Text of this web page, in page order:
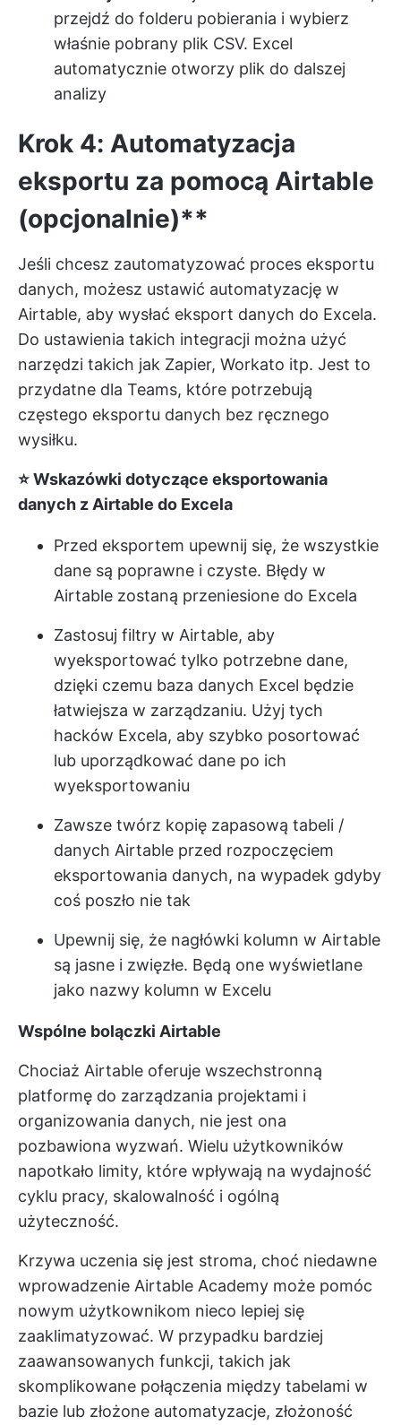
przejdź do folderu pobierania i wybierz
właśnie pobrany plik CSV. Excel
automatycznie otworzy plik do dalszej
analizy
Krok 4: Automatyzacja
eksportu za pomocą Airtable
(opcjonalnie)**
Jeśli chcesz zautomatyzować proces eksportu
danych, możesz ustawić automatyzację w
Airtable, aby wysłać eksport danych do Excela.
Do ustawienia takich integracji można użyć
narzędzi takich jak Zapier, Workato itp. Jest to
przydatne dla Teams, które potrzebują
częstego eksportu danych bez ręcznego
wysiłku.
⭐️ Wskazówki dotyczące eksportowania
danych z Airtable do Excela
Przed eksportem upewnij się, że wszystkie
dane są poprawne i czyste. Błędy w
Airtable zostaną przeniesione do Excela
Zastosuj filtry w Airtable, aby
wyeksportować tylko potrzebne dane,
dzięki czemu baza danych Excel będzie
łatwiejsza w zarządzaniu. Użyj tych
hacków Excela, aby szybko posortować
lub uporządkować dane po ich
wyeksportowaniu
Zawsze twórz kopię zapasową tabeli /
danych Airtable przed rozpoczęciem
eksportowania danych, na wypadek gdyby
coś poszło nie tak
Upewnij się, że nagłówki kolumn w Airtable
są jasne i zwięzłe. Będą one wyświetlane
jako nazwy kolumn w Excelu
Wspólne bolączki Airtable
Chociaż Airtable oferuje wszechstronną
platformę do zarządzania projektami i
organizowania danych, nie jest ona
pozbawiona wyzwań. Wielu użytkowników
napotkało limity, które wpływają na wydajność
cyklu pracy, skalowalność i ogólną
użyteczność.
Krzywa uczenia się jest stroma, choć niedawne
wprowadzenie Airtable Academy może pomóc
nowym użytkownikom nieco lepiej się
zaaklimatyzować. W przypadku bardziej
zaawansowanych funkcji, takich jak
skomplikowane połączenia między tabelami w
bazie lub złożone automatyzacje, złożoność